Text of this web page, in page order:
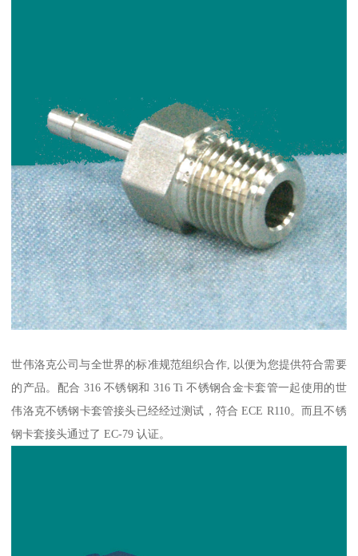
世伟洛克公司与全世界的标准规范组织合作, 以便为您提供符合需要
的产品。配合 316 不锈钢和 316 Ti 不锈钢合金卡套管一起使用的世
伟洛克不锈钢卡套管接头已经经过测试，符合 ECE R110。而且不锈
钢卡套接头通过了 EC-79 认证。